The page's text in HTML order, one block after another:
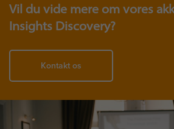
Vil du vide mere om vores
Insights Discovery?
Kontakt os